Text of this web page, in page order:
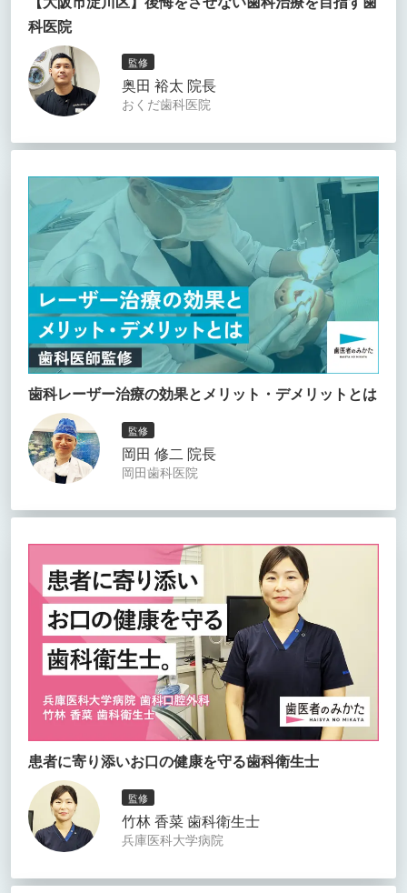
科医院
監修
奥田 裕太 院長
おくだ歯科医院
歯科レーザー治療の効果とメリット・デメリットとは
監修
岡田 修二 院長
岡田歯科医院
患者に寄り添いお口の健康を守る歯科衛生士
監修
竹林 香菜 歯科衛生士
兵庫医科大学病院